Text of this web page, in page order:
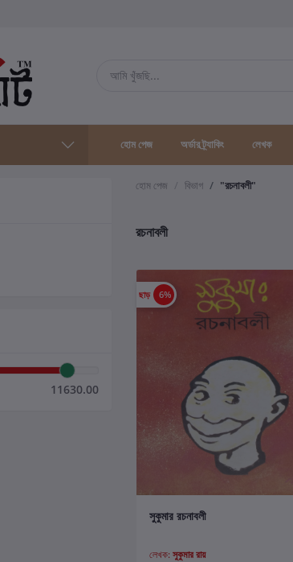
হোম পেজ অর্ডার ট্র্যাকিং লেখক
11630.00
হোম পেজ বিভাগ "রচনাবলী"
রচনাবলী
ছাড় 6%
কার্টে যোগ করুন
সুকুমার রচনাবলী
লেখক: সুকুমার রায়